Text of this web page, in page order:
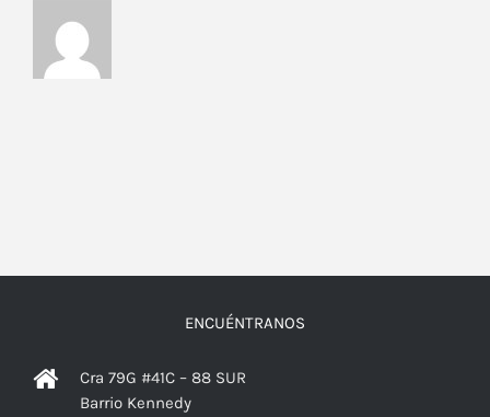
ENCUÉNTRANOS
Cra 79G #41C – 88 SUR
Barrio Kennedy